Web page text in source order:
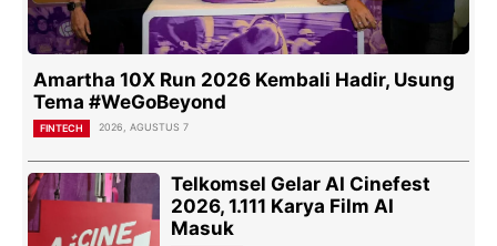
Amartha 10X Run 2026 Kembali Hadir, Usung
Tema #WeGoBeyond
FINTECH 2026, AGUSTUS 7
Telkomsel Gelar AI Cinefest
2026, 1.111 Karya Film AI
Masuk